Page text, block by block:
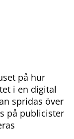
på hur
i en digital
spridas över
på publicister